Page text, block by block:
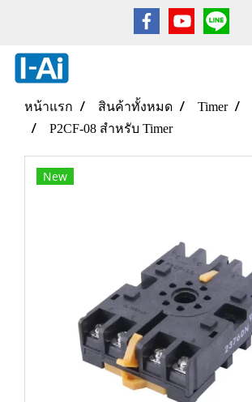
หน้าแรก สินค้าทั้งหมด Timer
P2CF-08 สำหรับ Timer
New